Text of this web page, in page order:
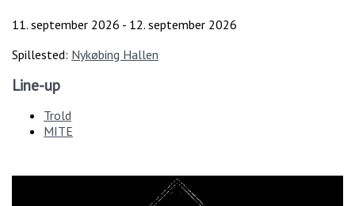
11. september 2026 - 12. september 2026
Spillested: Nykøbing Hallen
Line-up
Trold
MITE